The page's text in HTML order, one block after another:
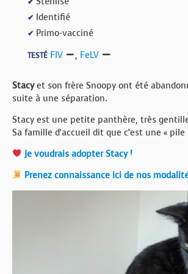
✔
✔ Identifié
✔ Primo-vacciné
TESTÉ FIV , FeLV
Stacyet son frère Snoopy ont été
suite à une séparation.
Stacy est une petite panthère, très
Sa famille d’accueil dit que c’est une «
Je voudrais adopter Stacy !
Prenez connaissance ici de nos